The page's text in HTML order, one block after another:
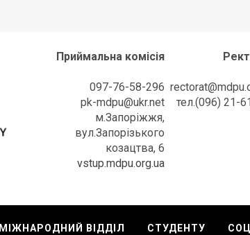
Приймальна комісія
097-76-58-296
pk-mdpu@ukr.net
м.Запоріжжя,
вул.Запорізького
козацтва, 6
vstup.mdpu.org.ua
тел.(096) 21-
МІЖНАРОДНИЙ ВІДДІЛ СТУДЕНТУ